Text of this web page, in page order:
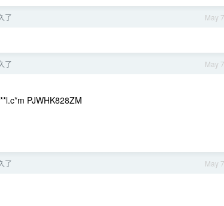
May 7
了
May 7
了
PJWHK828ZM
May 7
了